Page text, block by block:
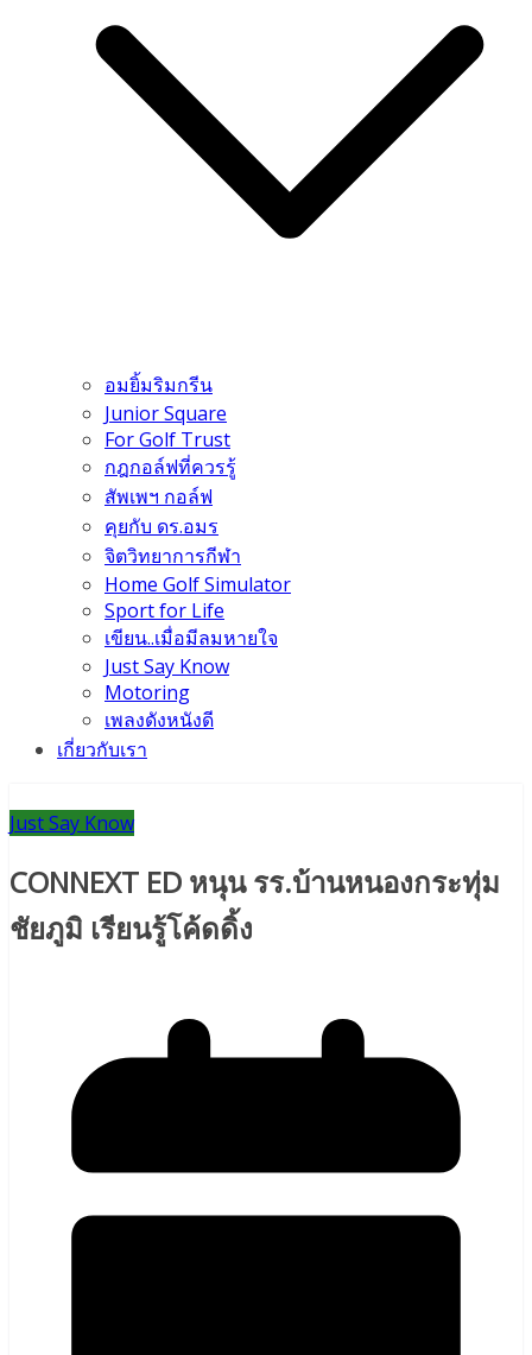
อมยิ้มริมกรีน
Junior Square
For Golf Trust
กฎกอล์ฟที่ควรรู้
สัพเพฯ กอล์ฟ
คุยกับ ดร.อมร
จิตวิทยาการกีฬา
Home Golf Simulator
Sport for Life
เขียน..เมื่อมีลมหายใจ
Just Say Know
Motoring
เพลงดังหนังดี
เกี่ยวกับเรา
Just Say Know
CONNEXT ED หนุน รร.บ้านหนองกระทุ่ม
ชัยภูมิ เรียนรู้โค้ดดิ้ง